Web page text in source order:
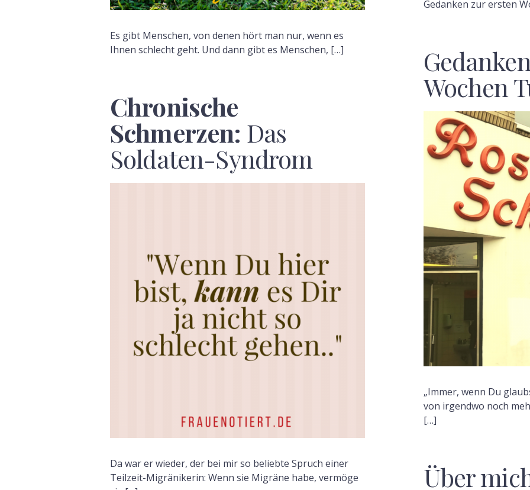
Es gibt Menschen, von denen hört man nur, wenn es
Ihnen schlecht geht. Und dann gibt es Menschen, […]
Gedanken zur ersten
Wochen
„Immer, wenn Du
von irgendwo noch
[…]
Chronische
Schmerzen: Das
Soldaten-Syndrom
F
Da war er wieder, der bei mir so beliebte Spruch einer
Teilzeit-Migränikerin: Wenn sie Migräne habe, vermöge
Über